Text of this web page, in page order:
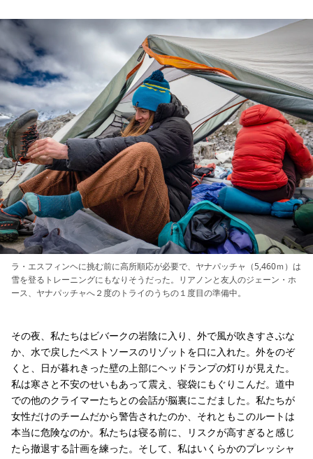
ラ・エスフィンヘに挑む前に高所順応が必要で、ヤナパッチャ（5,460ｍ）は
雪を登るトレーニングにもなりそうだった。リアノンと友人のジェーン・ホ
ース、ヤナパッチャへ２度のトライのうちの１度目の準備中。
その夜、私たちはビバークの岩陰に入り、外で風が吹きすさぶな
か、水で戻したペストソースのリゾットを口に入れた。外をのぞ
くと、日が暮れきった壁の上部にヘッドランプの灯りが見えた。
私は寒さと不安のせいもあって震え、寝袋にもぐりこんだ。道中
での他のクライマーたちとの会話が脳裏にこだました。私たちが
女性だけのチームだから警告されたのか、それともこのルートは
本当に危険なのか。私たちは寝る前に、リスクが高すぎると感じ
たら撤退する計画を練った。そして、私はいくらかのプレッシャ